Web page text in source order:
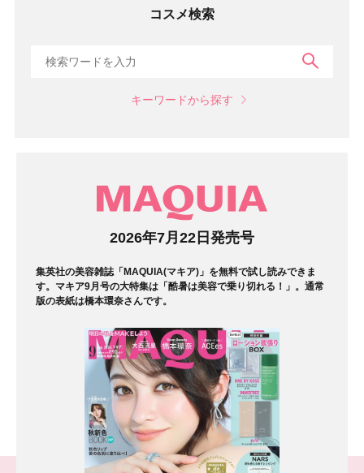
コスメ検索
キーワードから探す
2026年7月22日発売号
集英社の美容雑誌「MAQUIA(マキア)」を無料で試し読みできま
す。マキア9月号の大特集は「酷暑は美容で乗り切れる！」。通常
版の表紙は橋本環奈さんです。